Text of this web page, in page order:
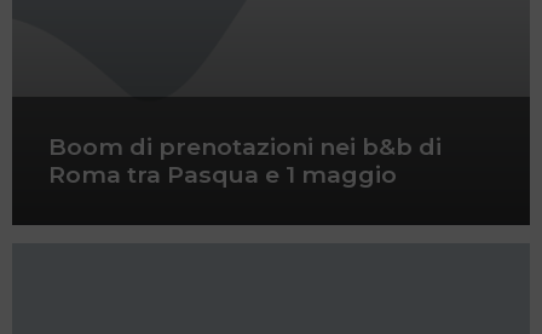
Boom di prenotazioni nei b&b di
Roma tra Pasqua e 1 maggio